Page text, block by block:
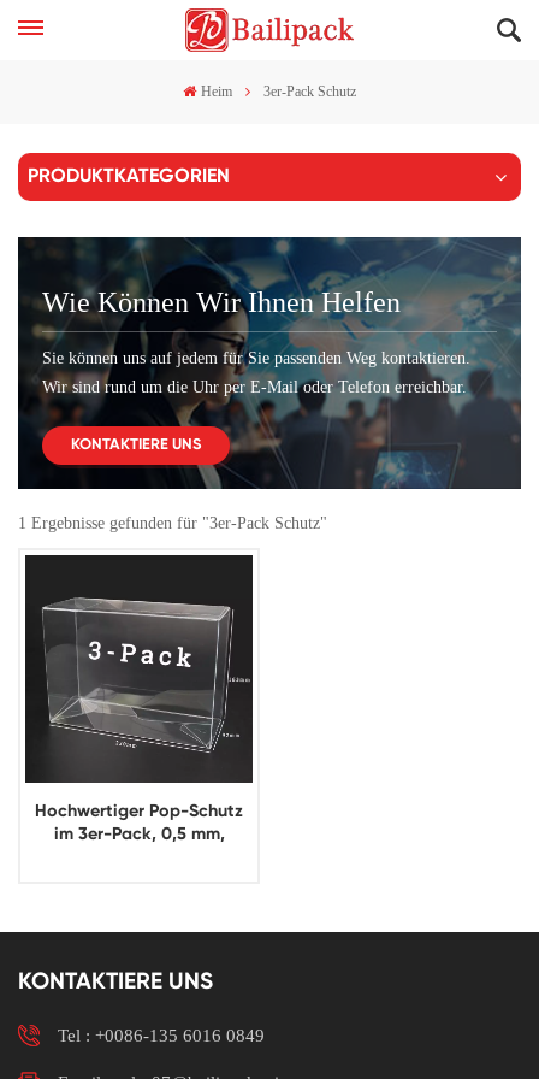
Heim 3er-Pack Schutz
PRODUKTKATEGORIEN
Wie Können Wir Ihnen Helfen
Sie können uns auf jedem für Sie passenden Weg kontaktieren.
Wir sind rund um die Uhr per E-Mail oder Telefon erreichbar.
KONTAKTIERE UNS
1 Ergebnisse gefunden für "3er-Pack Schutz"
Hochwertiger Pop-Schutz
im 3er-Pack, 0,5 mm,
KONTAKTIERE UNS
Tel : +0086-135 6016 0849